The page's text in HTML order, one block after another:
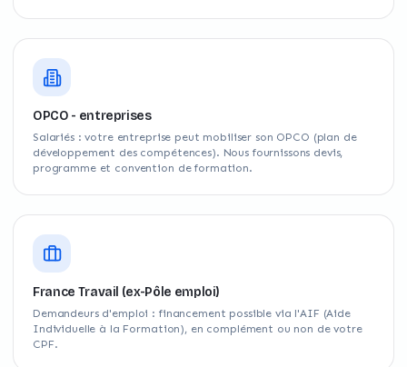
OPCO - entreprises
Salariés : votre entreprise peut mobiliser son OPCO (plan de
développement des compétences). Nous fournissons devis,
programme et convention de formation.
France Travail (ex-Pôle emploi)
Demandeurs d'emploi : financement possible via l'AIF (Aide
Individuelle à la Formation), en complément ou non de votre
CPF.